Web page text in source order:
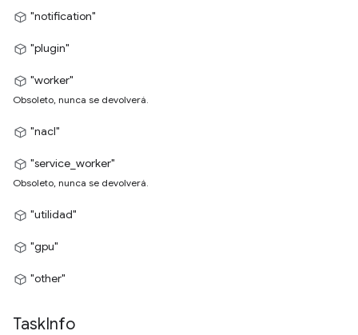
"notification"
"plugin"
"worker"
Obsoleto, nunca se devolverá.
"nacl"
"service_worker"
Obsoleto, nunca se devolverá.
"utilidad"
"gpu"
"other"
TaskInfo